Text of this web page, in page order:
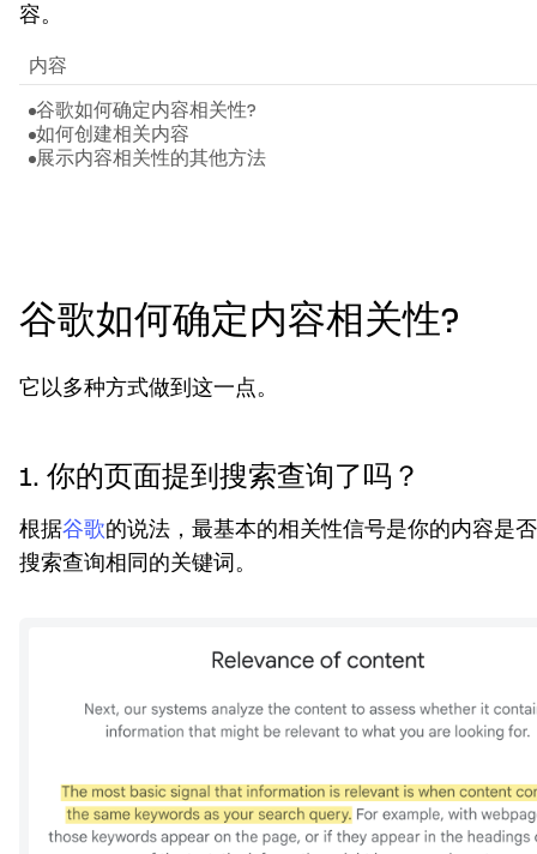
容。
内容
谷歌如何确定内容相关性?
如何创建相关内容
展示内容相关性的其他方法
谷歌如何确定内容相关性?
它以多种方式做到这一点。
1. 你的页面提到搜索查询了吗？
根据谷歌的说法，最基本的相关性信号是你的内容是
搜索查询相同的关键词。